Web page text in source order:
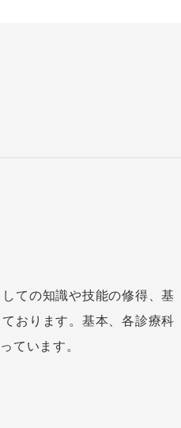
ての知識や技能の修得、基
おります。基本、各診療科
ています。